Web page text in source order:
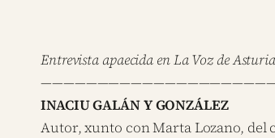
Entrevista apaecida en La Voz de
INACIU GALÁN Y GONZÁLEZ
Autor, xunto con Marta Lozano, del